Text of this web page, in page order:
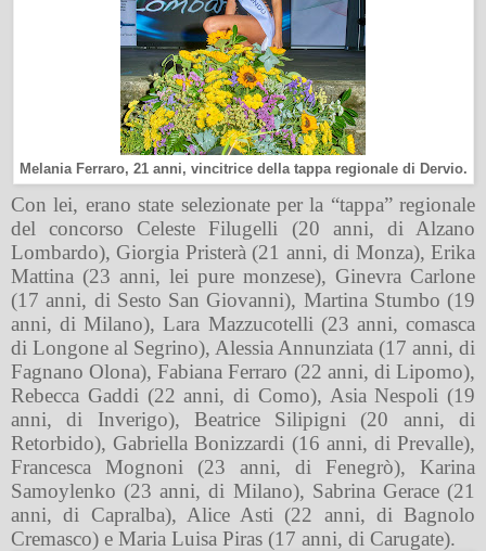
Melania Ferraro, 21 anni, vincitrice della tappa regionale di Dervio.
Con lei, erano state selezionate per la “tappa” regionale
del concorso Celeste Filugelli (20 anni, di Alzano
Lombardo), Giorgia Pristerà (21 anni, di Monza), Erika
Mattina (23 anni, lei pure monzese), Ginevra Carlone
(17 anni, di Sesto San Giovanni), Martina Stumbo (19
anni, di Milano), Lara Mazzucotelli (23 anni, comasca
di Longone al Segrino), Alessia Annunziata (17 anni, di
Fagnano Olona), Fabiana Ferraro (22 anni, di Lipomo),
Rebecca Gaddi (22 anni, di Como), Asia Nespoli (19
anni, di Inverigo), Beatrice Silipigni (20 anni, di
Retorbido), Gabriella Bonizzardi (16 anni, di Prevalle),
Francesca Mognoni (23 anni, di Fenegrò), Karina
Samoylenko (23 anni, di Milano), Sabrina Gerace (21
anni, di Capralba), Alice Asti (22 anni, di Bagnolo
Cremasco) e Maria Luisa Piras (17 anni, di Carugate).